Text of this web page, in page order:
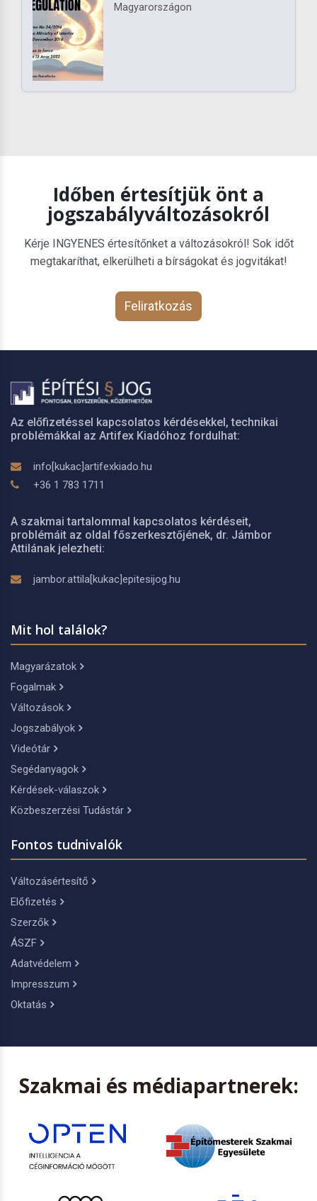
Magyarországon
Időben értesítjük önt a
jogszabályváltozásokról
Kérje INGYENES értesítőnket a változásokról! Sok időt
megtakaríthat, elkerülheti a bírságokat és jogvitákat!
Feliratkozás
Az előfizetéssel kapcsolatos kérdésekkel, technikai
problémákkal az Artifex Kiadóhoz fordulhat:
info[kukac]artifexkiado.hu
+36 1 783 1711
A szakmai tartalommal kapcsolatos kérdéseit,
problémáit az oldal főszerkesztőjének, dr. Jámbor
Attilának jelezheti:
jambor.attila[kukac]epitesijog.hu
Mit hol találok?
Magyarázatok
Fogalmak
Változások
Jogszabályok
Videótár
Segédanyagok
Kérdések-válaszok
Közbeszerzési Tudástár
Fontos tudnivalók
Változásértesítő
Előfizetés
Szerzők
ÁSZF
Adatvédelem
Impresszum
Oktatás
Szakmai és médiapartnerek: